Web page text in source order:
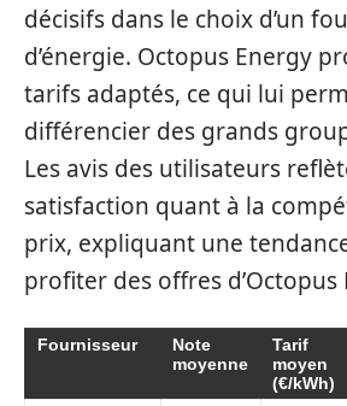
décisifs dans le choix d’un
d’énergie. Octopus Energy
tarifs adaptés, ce qui lui
différencier des grands
Les avis des utilisateurs
satisfaction quant à la
prix, expliquant une
profiter des offres d’Octopus
Fournisseur
Note
moyenne
Tarif
moyen
(€/kWh)